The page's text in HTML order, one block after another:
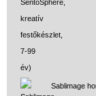
Sablimage